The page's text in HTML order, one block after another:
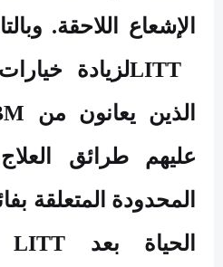
الإشعاع اللاحقة.
LITTلزيادة
الذين يعانون من
عليهم طرائق
المحدودة المتعلقة
الحياة بعد LITT